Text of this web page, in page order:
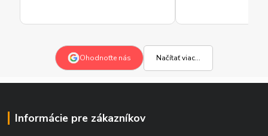
Ohodnoťte nás Načítať viac...
Informácie pre zákazníkov